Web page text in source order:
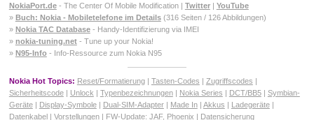
NokiaPort.de- The Center Of Mobile Modification | Twitter| YouTube
» Buch: Nokia - Mobiletelefone im Details(316 Seiten / 126 Abbildungen)
» Nokia TAC Database- Handy-Identifizierung via IMEI
» nokia-tuning.net- Tune up your Nokia!
» N95-Info - Info-Ressource zum Nokia N95
Nokia Hot Topics: Reset/Formatierung| Tasten-Codes | Zugriffscodes |
Sicherheitscode| Unlock | Typenbezeichnungen| Nokia Series | DCT/BB5| Symbian-
Geräte| Display-Symbole| Dual-SIM-Adapter| Made In| Akkus | Ladegeräte|
Datenkabel| Vorstellungen| FW-Update: JAF, Phoenix | Datensicherung